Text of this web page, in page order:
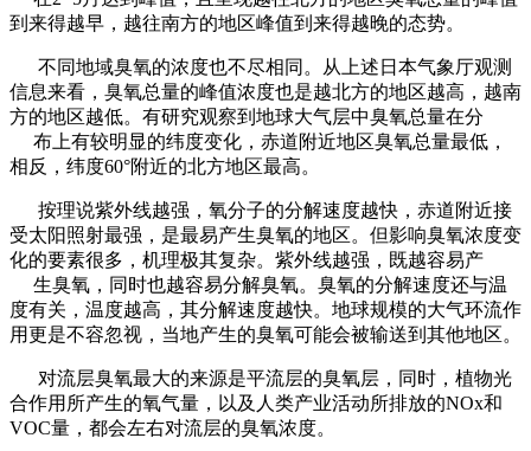
到来得越早，越往南方的地区峰值到来得越晚的态势。
不同地域臭氧的浓度也不尽相同。从上述日本气象厅观测
信息来看，臭氧总量的峰值浓度也是越北方的地区越高，越南
方的地区越低。有研究观察到地球大气层中臭氧总量在分
布上有较明显的纬度变化，赤道附近地区臭氧总量最低，
相反，纬度60°附近的北方地区最高。
按理说紫外线越强，氧分子的分解速度越快，赤道附近接
受太阳照射最强，是最易产生臭氧的地区。但影响臭氧浓度变
化的要素很多，机理极其复杂。紫外线越强，既越容易产
生臭氧，同时也越容易分解臭氧。臭氧的分解速度还与温
度有关，温度越高，其分解速度越快。地球规模的大气环流作
用更是不容忽视，当地产生的臭氧可能会被输送到其他地区。
对流层臭氧最大的来源是平流层的臭氧层，同时，植物光
合作用所产生的氧气量，以及人类产业活动所排放的NOx和
VOC量，都会左右对流层的臭氧浓度。